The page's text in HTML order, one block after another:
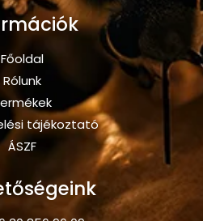
Főoldal
Rólunk
tájékoztató
ÁSZF